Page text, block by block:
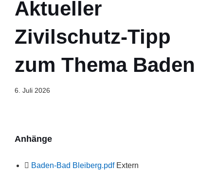
Aktueller
Zivilschutz-Tipp
zum Thema Baden
6. Juli 2026
Anhänge
Baden-Bad Bleiberg.pdf File
Extern